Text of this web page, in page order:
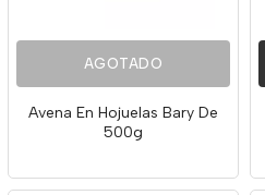
AGOTADO
Avena En Hojuelas Bary De
500g